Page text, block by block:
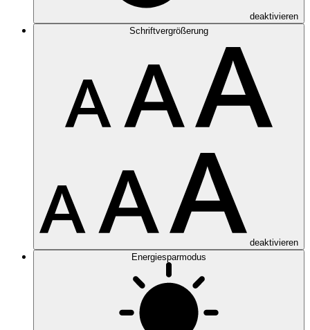
deaktivieren
Schriftvergrößerung
deaktivieren
Energiesparmodus